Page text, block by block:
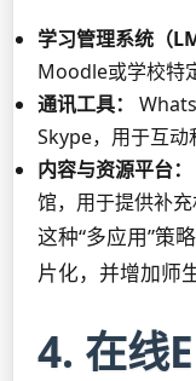
学习管理系统（
Moodle或学校特
通讯工具：
Skype，用于互动
内容与资源平台：
馆，用于提供补充
这种“多应用”策
片化，并增加师
4. 在线